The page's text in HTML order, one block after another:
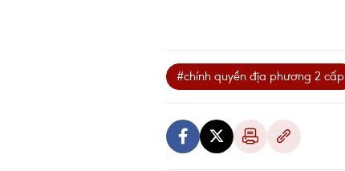
#chính quyền địa phương 2 cấp